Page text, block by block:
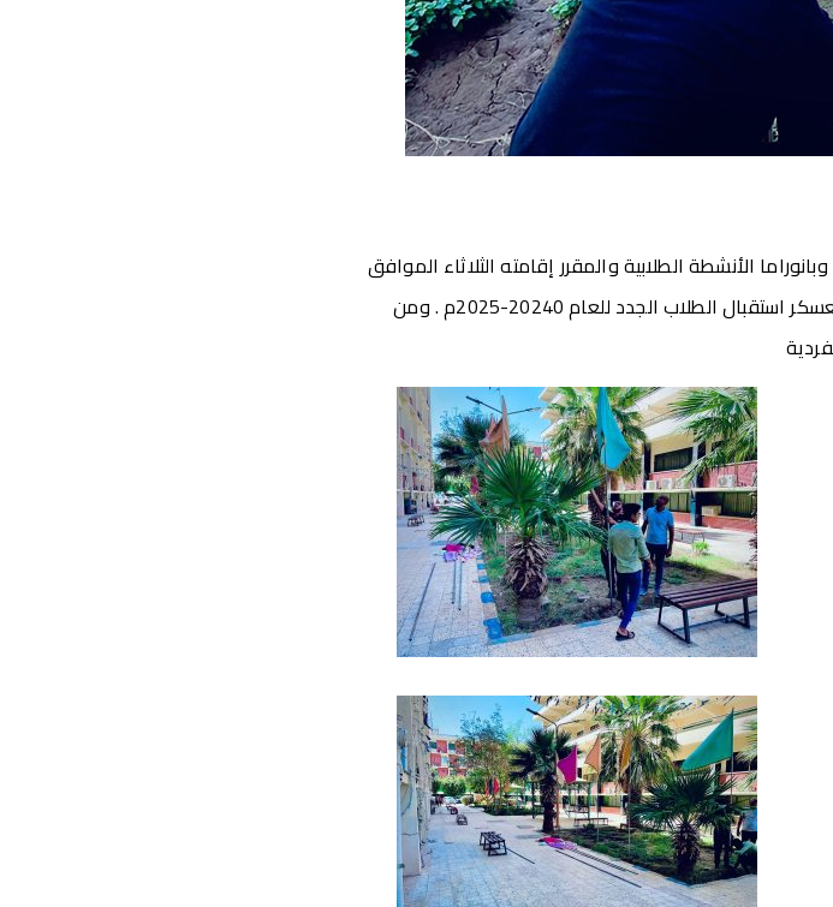
الأنشطة الطلابية والمقرر إقامته الثلاثاء الموافق
الاول من أكتوير امام مبنى كلية العلوم . ضمن برنامج معسكر استقبال الطلاب الجدد للعام 20240-2025م . ومن